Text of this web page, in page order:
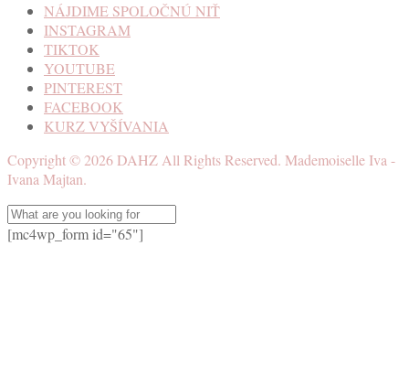
NÁJDIME SPOLOČNÚ NIŤ
INSTAGRAM
TIKTOK
YOUTUBE
PINTEREST
FACEBOOK
KURZ VYŠÍVANIA
Copyright ©2026DAHZ All Rights Reserved. Mademoiselle Iva -
Ivana Majtan.
[mc4wp_form id="65"]